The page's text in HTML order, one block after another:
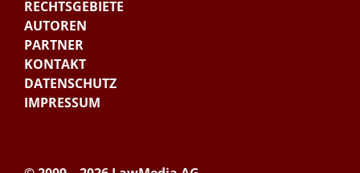
RECHTSGEBIETE
AUTOREN
PARTNER
KONTAKT
DATENSCHUTZ
IMPRESSUM